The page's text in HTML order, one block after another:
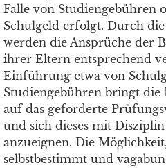
Falle von Studiengebühren
Schulgeld erfolgt. Durch
werden die Ansprüche der
ihrer Eltern entsprechend
Einführung etwa von
Studiengebühren bringt die
auf das geforderte
und sich dieses mit
anzueignen. Die
selbstbestimmt und